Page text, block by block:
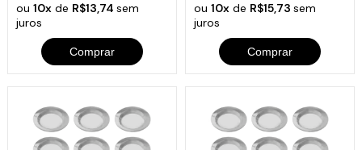
ou10x de R$13,74sem
juros
Comprar
ou 10xde R$15,73 sem
juros
Comprar